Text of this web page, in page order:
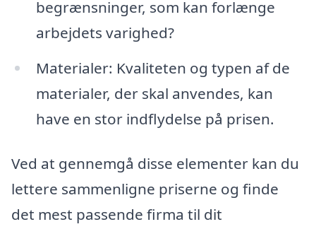
begrænsninger, som kan forlænge
arbejdets varighed?
Materialer: Kvaliteten og typen af de
materialer, der skal anvendes, kan
have en stor indflydelse på prisen.
Ved at gennemgå disse elementer kan du
lettere sammenligne priserne og finde
det mest passende firma til dit